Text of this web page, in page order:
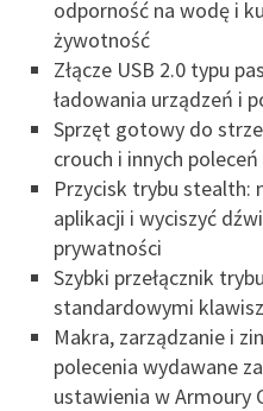
odporność na wodę i
żywotność
Złącze USB 2.0 typu
ładowania urządzeń i
Sprzęt gotowy do
crouch i innych poleceń
Przycisk trybu stealth:
aplikacji i wyciszyć
prywatności
Szybki przełącznik
standardowymi
Makra, zarządzanie i
polecenia wydawane
ustawienia w Armoury